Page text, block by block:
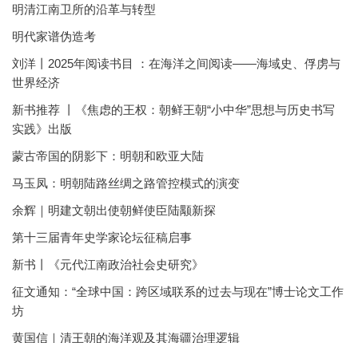
明清江南卫所的沿革与转型
明代家谱伪造考
刘洋丨2025年阅读书目 ：在海洋之间阅读——海域史、俘虏与
世界经济
新书推荐 丨《焦虑的王权：朝鲜王朝“小中华”思想与历史书写
实践》出版
蒙古帝国的阴影下：明朝和欧亚大陆
马玉凤：明朝陆路丝绸之路管控模式的演变
余辉｜明建文朝出使朝鲜使臣陆颙新探
第十三届青年史学家论坛征稿启事
新书丨《元代江南政治社会史研究》
征文通知：“全球中国：跨区域联系的过去与现在”博士论文工作
坊
黄国信｜清王朝的海洋观及其海疆治理逻辑